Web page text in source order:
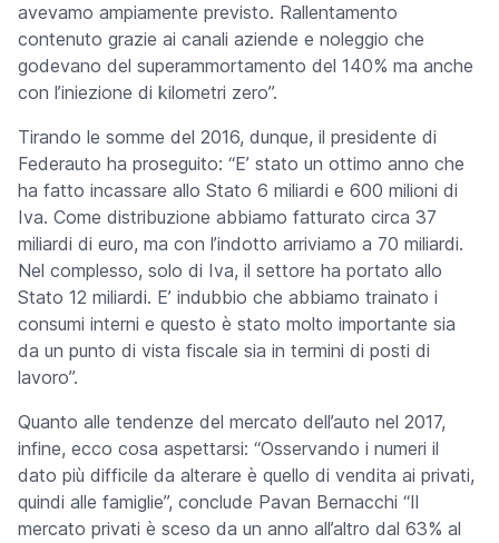
avevamo ampiamente previsto. Rallentamento
contenuto grazie ai canali aziende e noleggio che
godevano del superammortamento del 140% ma anche
con l’iniezione di kilometri zero”.
Tirando le somme del 2016, dunque, il presidente di
Federauto ha proseguito: “E’ stato un ottimo anno che
ha fatto incassare allo Stato 6 miliardi e 600 milioni di
Iva. Come distribuzione abbiamo fatturato circa 37
miliardi di euro, ma con l’indotto arriviamo a 70 miliardi.
Nel complesso, solo di Iva, il settore ha portato allo
Stato 12 miliardi. E’ indubbio che abbiamo trainato i
consumi interni e questo è stato molto importante sia
da un punto di vista fiscale sia in termini di posti di
lavoro”.
Quanto alle tendenze del mercato dell’auto nel 2017,
infine, ecco cosa aspettarsi: “Osservando i numeri il
dato più difficile da alterare è quello di vendita ai privati,
quindi alle famiglie”, conclude Pavan Bernacchi “Il
mercato privati è sceso da un anno all’altro dal 63% al